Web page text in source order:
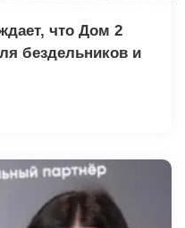
что Дом 2
бездельников и